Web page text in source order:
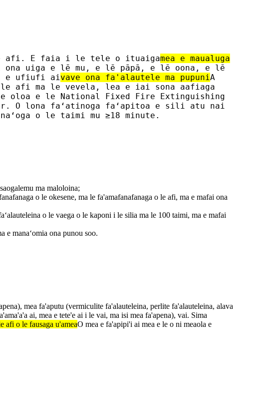
E faia i le tele o ituaigamea e maualuga
uiga e lē mu, e lē pāpā, e lē oona, e lē
e ufiufi aivave ona fa'alautele ma pupuniA
afi ma le vevela, lea e iai sona aafiaga
e le National Fixed Fire Extinguishing
O lona faʻatinoga faʻapitoa e sili atu nai
o le taimi mu ≥18 minute.
ma maloloina;
o le okesene, ma le fa'amafanafanaga o le afi, ma e mafai ona
o le vaega o le kaponi i le silia ma le 100 taimi, ma e mafai
e manaʻomia ona punou soo.
mea fa'aputu (vermiculite fa'alauteleina, perlite fa'alauteleina, alava
ai, mea e tete'e ai i le vai, ma isi mea fa'apena), vai. Sima
afi o le fausaga u'ameaO mea e fa'apipi'i ai mea e le o ni meaola e